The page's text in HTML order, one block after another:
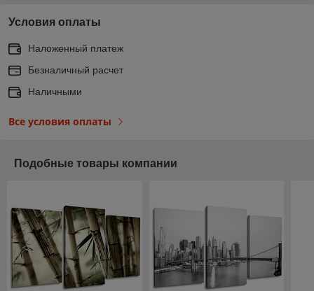
Условия оплаты
Наложенный платеж
Безналичный расчет
Наличными
Все условия оплаты
Подобные товары компании